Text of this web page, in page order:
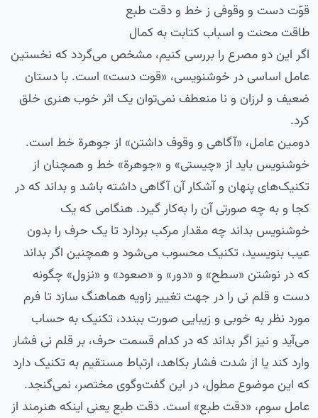
قوّت دست و وقوفی ز خط و دقت طبع
طاقت محنت و اسباب کتابت به کمال
اگر این دو مصرع را بررسی کنیم، مشخص می‌گردد که نخستین
عامل اساسی در خوشنویسی، «قوت دست» است. با دستان
ضعیف و لرزان و نا منعطف نمی‌توان یک اثر خوب هنری خلق
کرد.
دومین عامل، «آگاهی و وقوف داشتن» از جوهرة خط است.
خوشنویس باید از «چیستی» و «جوهرة»‌ خط و همچنان از
تکنیک‌های پنهان و آشکار آن آگاهی داشته باشد و بداند که در
کجا و به چه صورتی آن را به‌کار گیرد. هنگامی که یک
خوشنویس بداند چه مقدار مرکب بردارد تا یک حرف را بدون
عیب بنویسید، تکنیک محسوب می‌شود و همچنین اگر بداند
که در نوشتن «سطح» و «دور» و «صعود» و «نزول» چگونه
دست و قلم نی را در جهت تغییر زاویه هماهنگ سازد تا فرم
مورد نظر به خوبی و زیبایی صورت ببندد، تکنیک به حساب
می‌آید و نیز اگر بداند که در کدام قسمت حرف، بر قلم نی فشار
وارد کند یا از شدت فشار بکاهد، ارتباط مستقیم به تکنیک دارد
که این موضوع مطول، در این گفت‌وگوی مختصر، نمی‌گنجد.
عامل سوم، «دقت طبع» است. دقت طبع یعنی اینکه هنرمند از